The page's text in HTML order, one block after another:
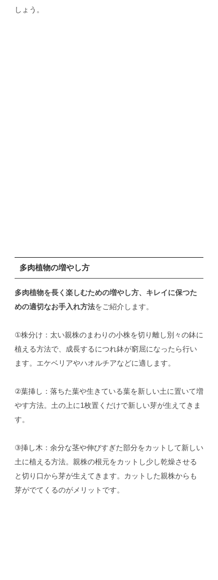
しょう。
多肉植物の増やし方
多肉植物を長く楽しむための増やし方、キレイに保つた
めの適切なお手入れ方法をご紹介します。
①株分け：太い親株のまわりの小株を切り離し別々の鉢に
植える方法で、成長するにつれ鉢が窮屈になったら行い
ます。エケベリアやハオルチアなどに適します。
②葉挿し：落ちた葉や生きている葉を新しい土に置いて増
やす方法。土の上に1枚置くだけで新しい芽が生えてきま
す。
③挿し木：余分な茎や伸びすぎた部分をカットして新しい
土に植える方法。親株の根元をカットし少し乾燥させる
と切り口から芽が生えてきます。カットした親株からも
芽がでてくるのがメリットです。